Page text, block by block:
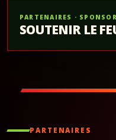
PARTENAIRES ·
SOUTENIR LE
PARTENAIRES